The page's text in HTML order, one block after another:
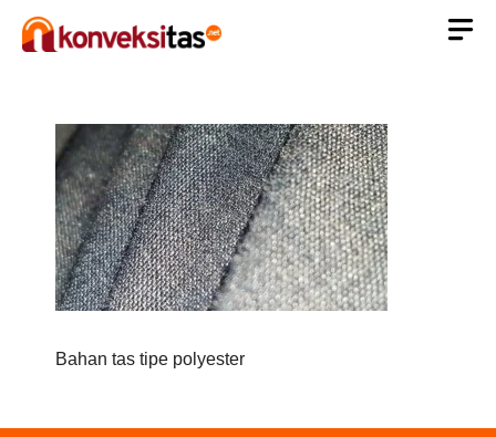
Langsung
Bahan tas tipe polyester